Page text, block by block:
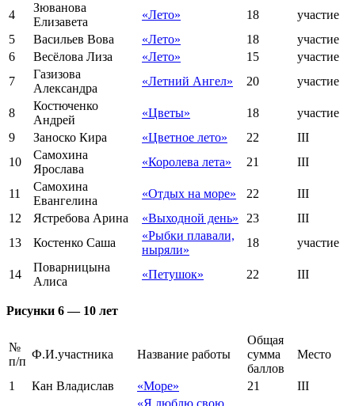
4
Зюванова
Елизавета
«Лето» 18
участие
5
Васильев Вова «Лето» 18
участие
6
Весёлова Лиза «Лето» 15
участие
7
Газизова
Александра
«Летний Ангел» 20 участие
8
Костюченко
Андрей
«Цветы» 18
участие
9
Заноско Кира «Цветное лето» 22
III
10
Самохина
Ярослава
«Королева лета» 21 III
11
Самохина
Евангелина
«Отдых на море» 22
III
12
Ястребова Арина «Выходной день» 23
III
13
Костенко Саша
«Рыбки плавали,
ныряли»
18 участие
14
Поварницына
Алиса
«Петушок» 22 III
Рисунки 6 — 10 лет
№
п/п
Ф.И.участника Название работы
Общая
сумма
баллов
Место
1 Кан Владислав «Море» 21
III